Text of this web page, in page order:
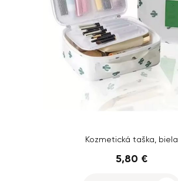
Kozmetická taška, biela
5,80 €